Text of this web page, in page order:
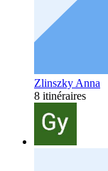
Zlinszky Anna
8 itinéraires